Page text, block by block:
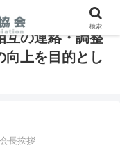
化の発信と振興
互の連絡・調整
向上を目的とし
会長挨拶
検索